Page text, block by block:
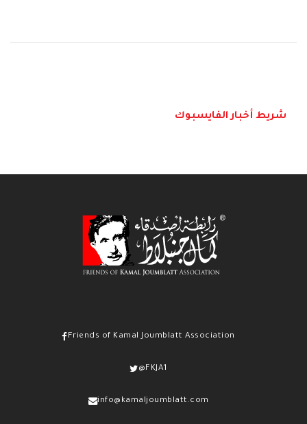
شريط أخبار الفايسبوك
Friends of Kamal Joumblatt Association
@FKJA1
info@kamaljoumblatt.com